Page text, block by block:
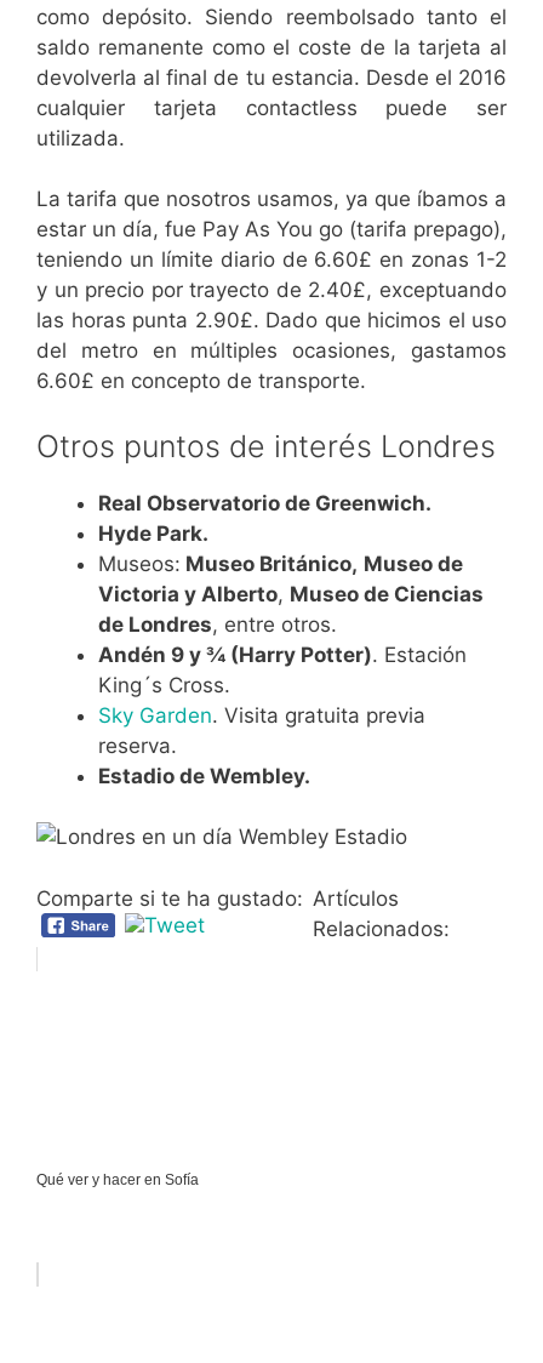
como depósito. Siendo reembolsado tanto el
saldo remanente como el coste de la tarjeta al
devolverla al final de tu estancia. Desde el 2016
cualquier tarjeta contactless puede ser
utilizada.
La tarifa que nosotros usamos, ya que íbamos a
estar un día, fue Pay As You go (tarifa prepago),
teniendo un límite diario de 6.60£ en zonas 1-2
y un precio por trayecto de 2.40£, exceptuando
las horas punta 2.90£. Dado que hicimos el uso
del metro en múltiples ocasiones, gastamos
6.60£ en concepto de transporte.
Otros puntos de interés Londres
Real Observatorio de Greenwich.
Hyde Park.
Museos: Museo Británico, Museo de
Victoria y Alberto, Museo de Ciencias
de Londres, entre otros.
Andén 9 y ¾ (Harry Potter). Estación
King´s Cross.
Sky Garden. Visita gratuita previa
reserva.
Estadio de Wembley.
Comparte si te ha gustado: Artículos
Relacionados:
Qué ver y hacer en Sofía